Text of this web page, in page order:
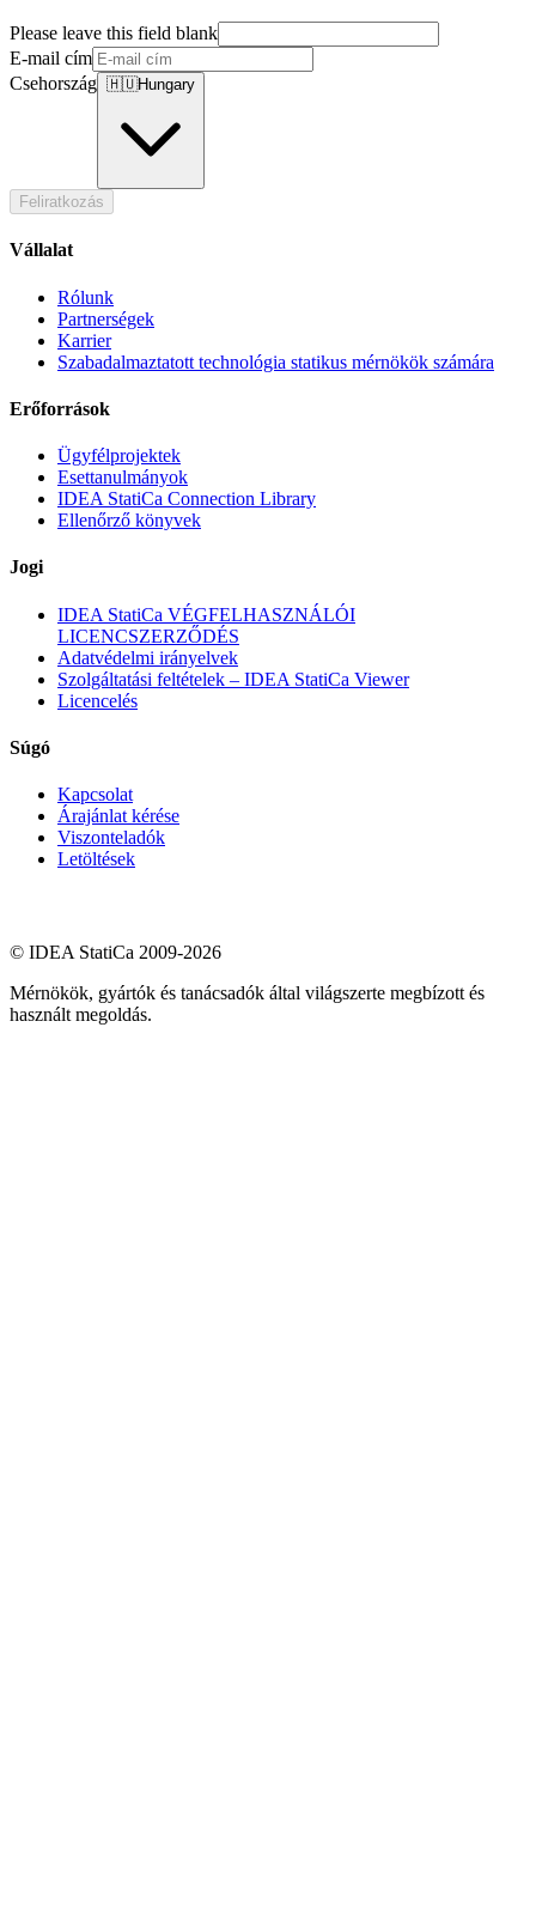
Please leave this field blank
E-mail cím
Csehország 🇭🇺Hungary
Feliratkozás
Vállalat
Rólunk
Partnerségek
Karrier
Szabadalmaztatott technológia statikus mérnökök számára
Erőforrások
Ügyfélprojektek
Esettanulmányok
IDEA StatiCa Connection Library
Ellenőrző könyvek
Jogi
IDEA StatiCa VÉGFELHASZNÁLÓI
LICENCSZERZŐDÉS
Adatvédelmi irányelvek
Szolgáltatási feltételek – IDEA StatiCa Viewer
Licencelés
Súgó
Kapcsolat
Árajánlat kérése
Viszonteladók
Letöltések
© IDEA StatiCa 2009-2026
Mérnökök, gyártók és tanácsadók által világszerte megbízott és
használt megoldás.